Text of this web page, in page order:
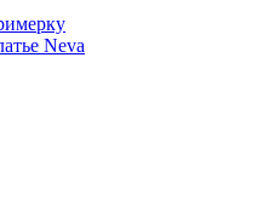
Neva